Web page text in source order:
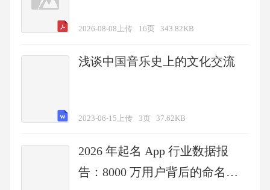
2026-08-08上传 16页 343.82KB
浅谈中国音乐史上的文化交流
2023-06-15上传 3页 37.62KB
2026 年起名 App 行业数据报
告：8000 万用户背后的命名焦